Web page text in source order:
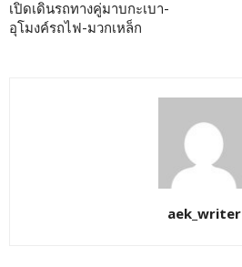
เปิดเดินรถทางคู่มาบกะเบา-
อุโมงค์รถไฟ-มวกเหล็ก
aek_writer